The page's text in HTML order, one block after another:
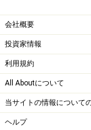
会社概要
投資家情報
利用規約
All Aboutについて
当サイトの情報について
ヘルプ